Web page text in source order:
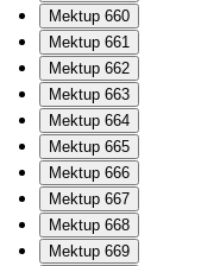
Mektup 660
Mektup 661
Mektup 662
Mektup 663
Mektup 664
Mektup 665
Mektup 666
Mektup 667
Mektup 668
Mektup 669